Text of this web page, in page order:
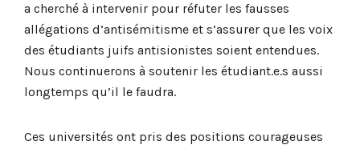
a cherché à intervenir pour réfuter les fausses
allégations d’antisémitisme et s’assurer que les voix
des étudiants juifs antisionistes soient entendues.
Nous continuerons à soutenir les étudiant.e.s aussi
longtemps qu’il le faudra.
Ces universités ont pris des positions courageuses